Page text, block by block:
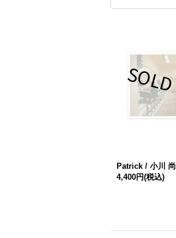
Patrick / 小川
4,400円(税込)